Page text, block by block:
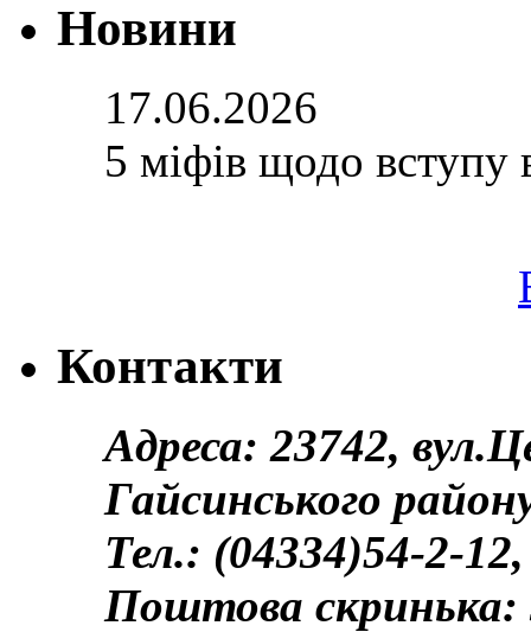
Новини
17.06.2026
5 міфів щодо вступу
Контакти
Адреса: 23742,
Гайсинського
Тел.: (04334)54-2-
Поштова скринька: